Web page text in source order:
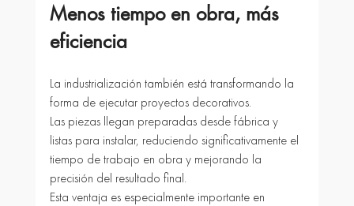
Menos tiempo en obra, más
eficiencia
La industrialización también está transformando la
forma de ejecutar proyectos decorativos.
Las piezas llegan preparadas desde fábrica y
listas para instalar, reduciendo significativamente el
tiempo de trabajo en obra y mejorando la
precisión del resultado final.
Esta ventaja es especialmente importante en